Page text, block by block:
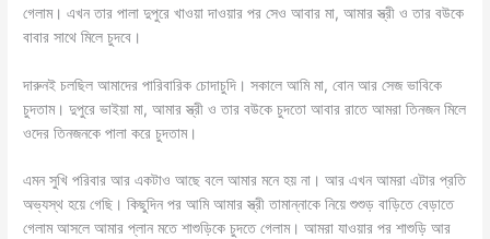
গেলাম। এখন তার পালা দুপুরে খাওয়া দাওয়ার পর সেও আবার মা, আমার স্ত্রী ও তার বউকে
বাবার সাথে মিলে চুদবে।
দারুনই চলছিল আমাদের পারিবারিক চোদাচুদি। সকালে আমি মা, বোন আর সেজ ভাবিকে
চুদতাম। দুপুরে ভাইয়া মা, আমার স্ত্রী ও তার বউকে চুদতো আবার রাতে আমরা তিনজন মিলে
ওদের তিনজনকে পালা করে চুদতাম।
এমন সুখি পরিবার আর একটাও আছে বলে আমার মনে হয় না। আর এখন আমরা এটার প্রতি
অভ্যস্থ হয়ে গেছি। কিছুদিন পর আমি আমার স্ত্রী তামান্নাকে নিয়ে শুশুড় বাড়িতে বেড়াতে
গেলাম আসলে আমার প্লান মতে শাশুড়িকে চুদতে গেলাম। আমরা যাওয়ার পর শাশুড়ি আর